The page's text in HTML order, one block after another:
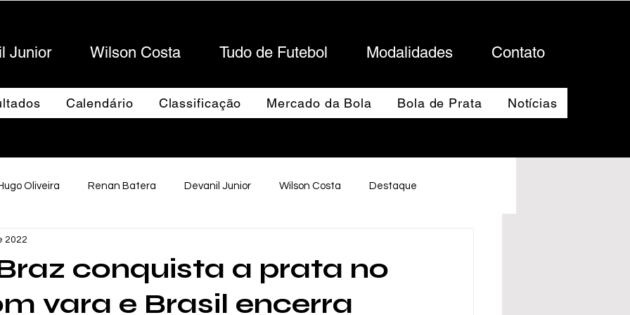
Junior Wilson Costa Tudo de Futebol Modalidades Contato
Calendário Classificação Mercado da Bola Bola de Prata Notícias
Oliveira Renan Batera Devanil Junior Wilson Costa Destaque
Futebol Maringaense
conquista a prata no
vara e Brasil encerra
2022